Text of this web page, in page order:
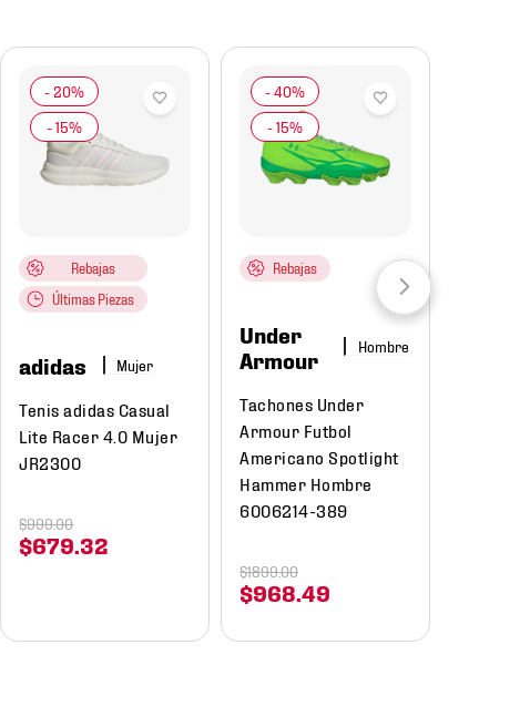
Rebajas
Últimas Piezas
adidas Mujer
Tenis adidas Casual
Lite Racer 4.0 Mujer
JR2300
$679 32
$999.00
Rebajas
Under
Armour
Hombre
Tachones Under
Armour Futbol
Americano Spotlight
Hammer Hombre
6006214-389
$968 .49
$1899.00